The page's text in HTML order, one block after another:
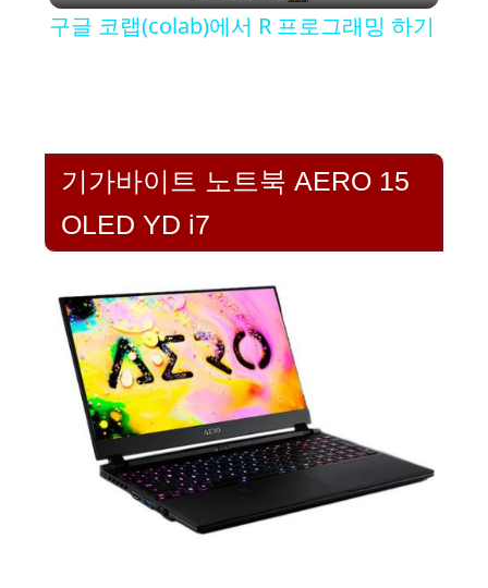
V
i
d
e
o
구글 코랩(colab)에서 R 프로그래밍 하기
기가바이트 노트북 AERO 15
OLED YD i7